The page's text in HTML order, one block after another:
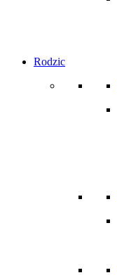
Rodzic